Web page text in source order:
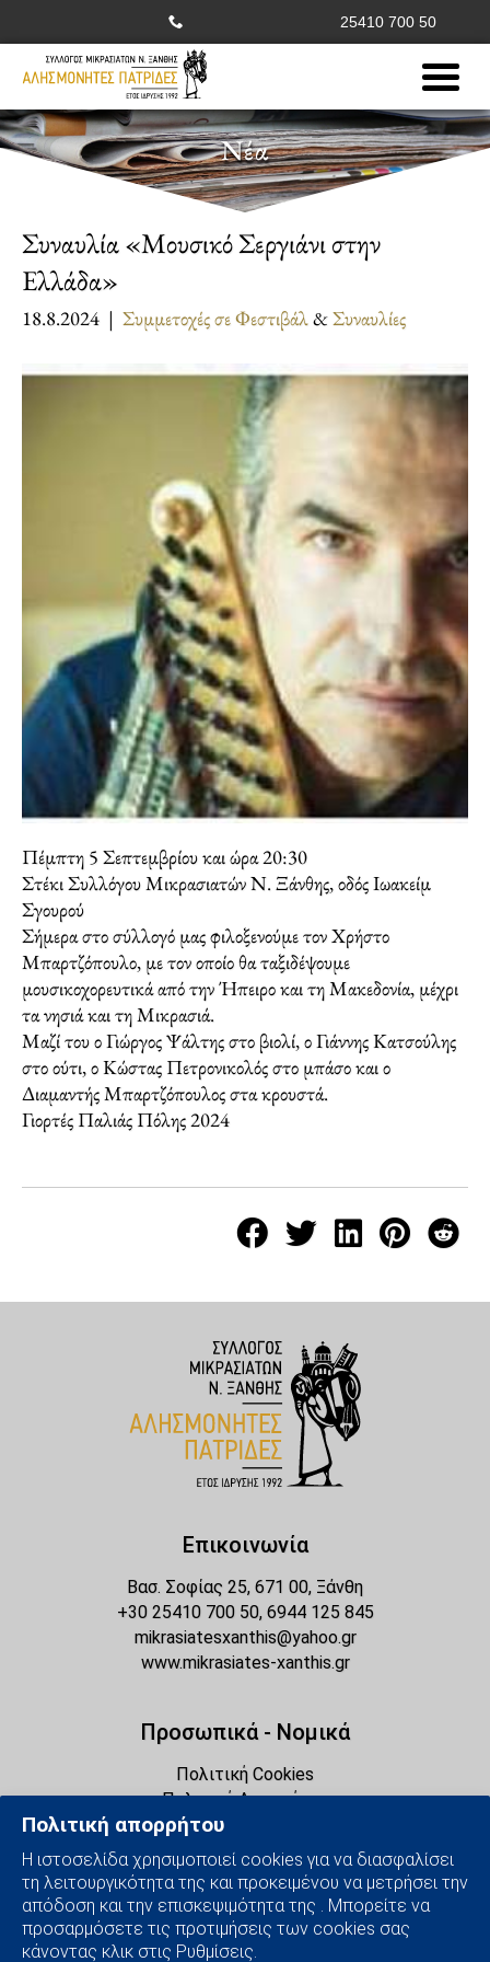
Πολιτική απορρήτου
Η ιστοσελίδα χρησιμοποιεί cookies για να διασφαλίσει
τη λειτουργικότητα της και προκειμένου να μετρήσει την
απόδοση και την επισκεψιμότητα της . Μπορείτε να
προσαρμόσετε τις προτιμήσεις των cookies σας
κάνοντας κλικ στις Ρυθμίσεις.
25410 700 50
Νέα
Συναυλία «Μουσικό Σεργιάνι στην
Ελλάδα»
18.8.2024 | Συμμετοχές σε Φεστιβάλ&Συναυλίες
Πέμπτη 5 Σεπτεμβρίου και ώρα 20:30
Στέκι Συλλόγου Μικρασιατών Ν. Ξάνθης, οδός Ιωακείμ
Σγουρού
Σήμερα στο σύλλογό μας φιλοξενούμε τον Χρήστο
Μπαρτζόπουλο, με τον οποίο θα ταξιδέψουμε
μουσικοχορευτικά από την Ήπειρο και τη Μακεδονία, μέχρι
τα νησιά και τη Μικρασιά.
Μαζί του ο Γιώργος Ψάλτης στο βιολί, ο Γιάννης Κατσούλης
στο ούτι, ο Κώστας Πετρονικολός στο μπάσο και ο
Διαμαντής Μπαρτζόπουλος στα κρουστά.
Γιορτές Παλιάς Πόλης 2024
Επικοινωνία
Βασ. Σοφίας 25, 671 00, Ξάνθη
+30 25410 700 50, 6944 125 845
mikrasiatesxanthis@yahoo.gr
www.mikrasiates-xanthis.gr
Προσωπικά - Νομικά
Πολιτική Cookies
Πολιτική Απορρήτου
Διαχείριση Cookies
Social Media